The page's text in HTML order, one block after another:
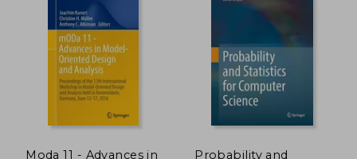
Moda 11 - Advances in
Probability and